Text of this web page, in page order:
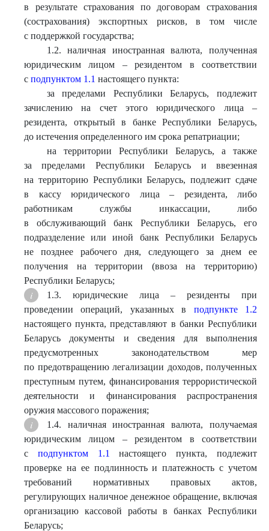
в результате страхования по договорам страхования
(сострахования) экспортных рисков, в том числе
с поддержкой государства;
1.2. наличная иностранная валюта, полученная
юридическим лицом – резидентом в соответствии
с подпунктом 1.1 настоящего пункта:
за пределами Республики Беларусь, подлежит
зачислению на счет этого юридического лица –
резидента, открытый в банке Республики Беларусь,
до истечения определенного им срока репатриации;
на территории Республики Беларусь, а также
за пределами Республики Беларусь и ввезенная
на территорию Республики Беларусь, подлежит сдаче
в кассу юридического лица – резидента, либо
работникам службы инкассации, либо
в обслуживающий банк Республики Беларусь, его
подразделение или иной банк Республики Беларусь
не позднее рабочего дня, следующего за днем ее
получения на территории (ввоза на территорию)
Республики Беларусь;
1.3. юридические лица – резиденты при
проведении операций, указанных в подпункте 1.2
настоящего пункта, представляют в банки Республики
Беларусь документы и сведения для выполнения
предусмотренных законодательством мер
по предотвращению легализации доходов, полученных
преступным путем, финансирования террористической
деятельности и финансирования распространения
оружия массового поражения;
1.4. наличная иностранная валюта, получаемая
юридическим лицом – резидентом в соответствии
с подпунктом 1.1
настоящего пункта, подлежит
проверке на ее подлинность и платежность с учетом
требований нормативных правовых актов,
регулирующих наличное денежное обращение, включая
организацию кассовой работы в банках Республики
Беларусь;